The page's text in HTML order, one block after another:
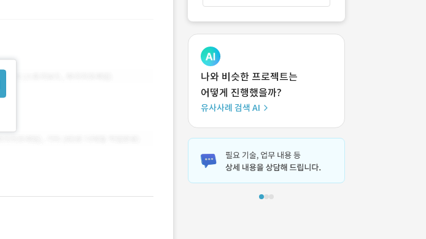
나와 비슷한 프로젝트는
어떻게 진행했을까?
유사사례 검색 AI